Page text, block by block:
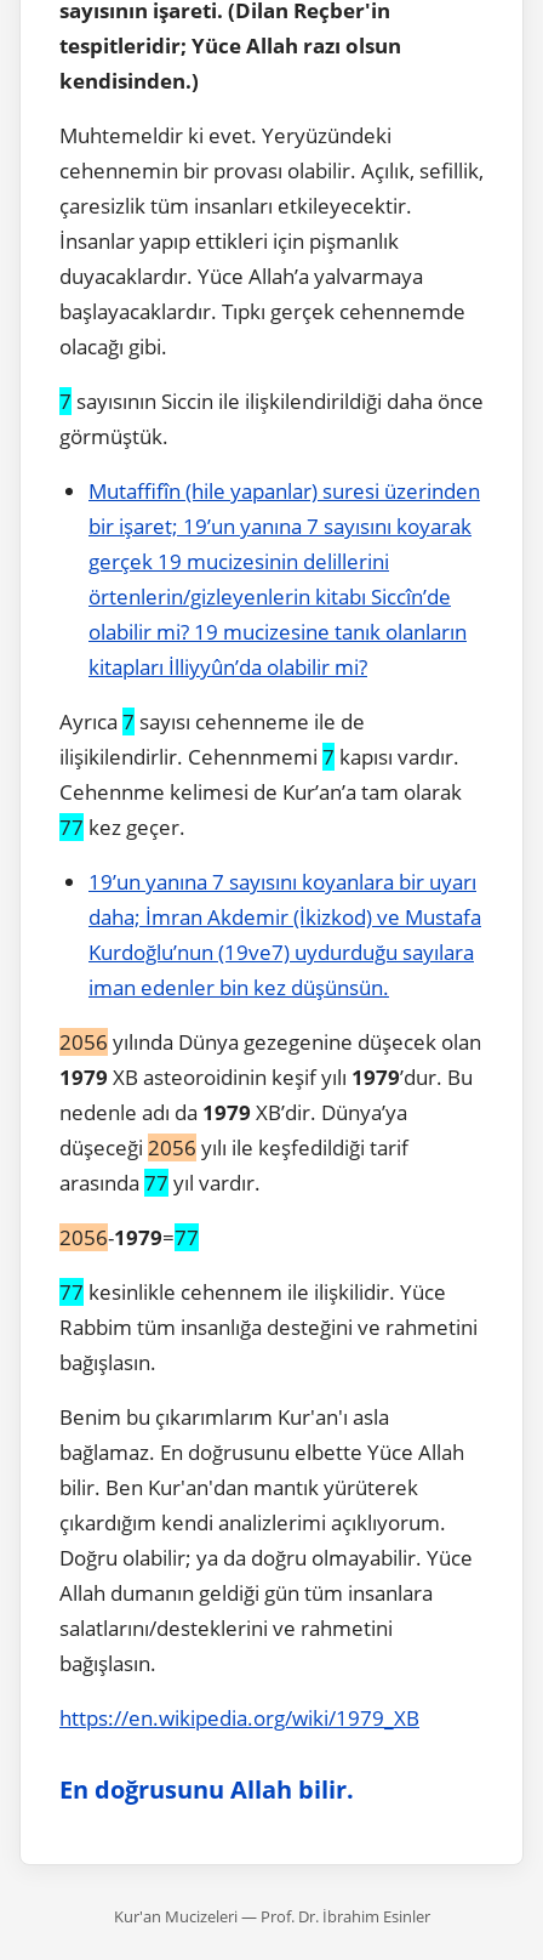
sayısının işareti. (Dilan Reçber'in
tespitleridir; Yüce Allah razı olsun
kendisinden.)
Muhtemeldir ki evet. Yeryüzündeki
cehennemin bir provası olabilir. Açılık, sefillik,
çaresizlik tüm insanları etkileyecektir.
İnsanlar yapıp ettikleri için pişmanlık
duyacaklardır. Yüce Allah’a yalvarmaya
başlayacaklardır. Tıpkı gerçek cehennemde
olacağı gibi.
7 sayısının Siccin ile ilişkilendirildiği daha önce
görmüştük.
Mutaffifîn (hile yapanlar) suresi üzerinden
bir işaret; 19’un yanına 7 sayısını koyarak
gerçek 19 mucizesinin delillerini
örtenlerin/gizleyenlerin kitabı Siccîn’de
olabilir mi? 19 mucizesine tanık olanların
kitapları İlliyyûn’da olabilir mi?
Ayrıca 7 sayısı cehenneme ile de
ilişikilendirlir. Cehennmemi 7 kapısı vardır.
Cehennme kelimesi de Kur’an’a tam olarak
77 kez geçer.
19’un yanına 7 sayısını koyanlara bir uyarı
daha; İmran Akdemir (İkizkod) ve Mustafa
Kurdoğlu’nun (19ve7) uydurduğu sayılara
iman edenler bin kez düşünsün.
2056 yılında Dünya gezegenine düşecek olan
1979 XB asteoroidinin keşif yılı 1979’dur. Bu
nedenle adı da 1979 XB’dir. Dünya’ya
düşeceği 2056 yılı ile keşfedildiği tarif
arasında 77 yıl vardır.
2056-1979=77
77 kesinlikle cehennem ile ilişkilidir. Yüce
Rabbim tüm insanlığa desteğini ve rahmetini
bağışlasın.
Benim bu çıkarımlarım Kur'an'ı asla
bağlamaz. En doğrusunu elbette Yüce Allah
bilir. Ben Kur'an'dan mantık yürüterek
çıkardığım kendi analizlerimi açıklıyorum.
Doğru olabilir; ya da doğru olmayabilir. Yüce
Allah dumanın geldiği gün tüm insanlara
salatlarını/desteklerini ve rahmetini
bağışlasın.
https://en.wikipedia.org/wiki/1979_XB
En doğrusunu Allah bilir.
Kur'an Mucizeleri — Prof. Dr. İbrahim Esinler